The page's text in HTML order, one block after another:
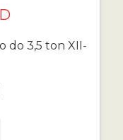
do 3,5 ton XII-